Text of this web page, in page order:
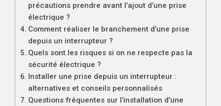
précautions prendre avant l’ajout d’une prise
électrique ?
Comment réaliser le branchement d’une prise
depuis un interrupteur ?
Quels sont les risques si on ne respecte pas la
sécurité électrique ?
Installer une prise depuis un interrupteur :
alternatives et conseils personnalisés
Questions fréquentes sur l’installation d’une